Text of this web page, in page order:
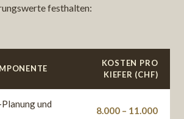
festhalten:
KOSTEN PRO
KIEFER (CHF)
und
8.000 – 11.000